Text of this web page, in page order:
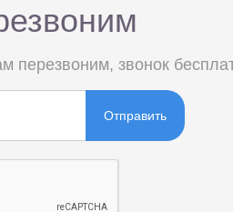
перезвоним, звонок
Отправить